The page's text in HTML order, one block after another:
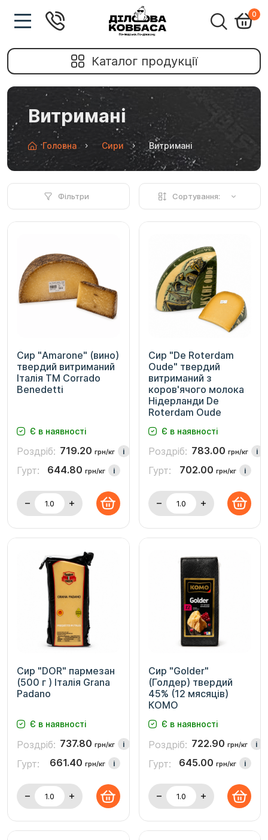
0
Каталог продукції
Витримані
Головна Сири Витримані
Фільтри Сортування:
Сир "Amarone" (вино)
твердий витриманий
Італія ТМ Corrado
Benedetti
Є в наявності
Роздріб: 719.20 грн/кг i
Гурт: 644.80 грн/кг i
Сир "De Roterdam
Oude" твердий
витриманий з
коров'ячого молока
Нідерланди De
Roterdam Oude
Є в наявності
Роздріб: 783.00 грн/кг i
Гурт: 702.00 грн/кг i
Сир "DOR" пармезан
(500 г ) Італія Grana
Padano
Є в наявності
Роздріб: 737.80 грн/кг i
Гурт: 661.40 грн/кг i
Сир "Golder"
(Голдер) твердий
45% (12 мясяців)
КОМО
Є в наявності
Роздріб: 722.90 грн/кг i
Гурт: 645.00 грн/кг i